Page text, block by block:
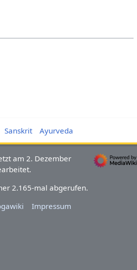
Sanskrit Ayurveda
am 2. Dezember
2.165-mal abgerufen.
Impressum